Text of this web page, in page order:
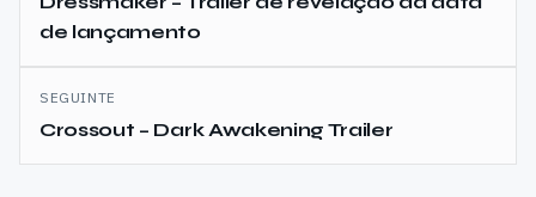
artigos
de lançamento
SEGUINTE
Crossout – Dark Awakening Trailer